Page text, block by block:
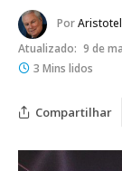
Por
Atualizado: 9 de
3 Mins lidos
Compartilhar